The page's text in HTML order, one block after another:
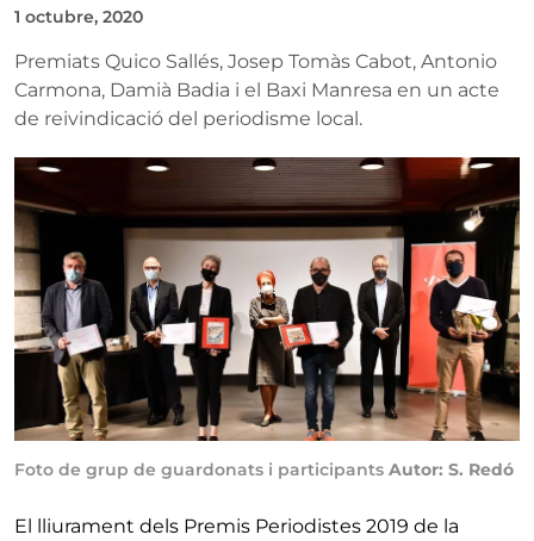
1 octubre, 2020
Premiats Quico Sallés, Josep Tomàs Cabot, Antonio
Carmona, Damià Badia i el Baxi Manresa en un acte
de reivindicació del periodisme local.
Foto de grup de guardonats i participants Autor: S. Redó
El lliurament dels Premis Periodistes 2019 de la